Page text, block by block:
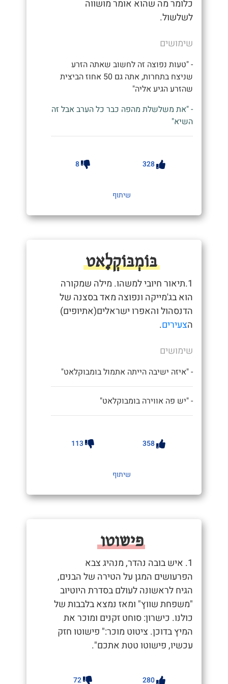
כלומר מה שהוא אומר מושווה
לשלשול.
שימושים
- "טעות נפוצה זה לחשוב שאתה הזרע
שניצח בתחרות, אתה גם 50 אחוז הביצית
שהזרע הגיע אליה"
- "את משלשלת מהפה כבר כל הערב אבל זה
השיא"
328
8
שיתוף
בּוֹמְבּוֹקְלָאט
1.תיאור חיובי למשהו. מילה שמקורה
הוא בג'מייקה ונפוצה מאד בסצנה של
הדנסהול והאפרו ישראלים(אתיופים)
הצעירים.
שימושים
- "איזה ישיבה הייתה אתמול בומבוקלאט"
- "יש פה אווירה בומבוקלאט"
358
113
שיתוף
פישוטו
1. איש בובה נהדר, מנהיג צבא
הפרעושים המגן על הטירה של הבנים,
הגיח לראשונה לעולם בסדרת היוטיוב
"משפחת שווץ" ומאז נמצא בלבבות של
כולנו. כישרון: סוחט זקנים ומוכר את
המיץ בדוכן. ציטוט מוכר:" פישוטו חזק
עכשיו, פישוטו טטת אתכם".
280
72